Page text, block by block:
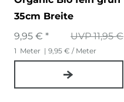
35cm Breite
UVP 11,95 €
9,95 € *
1 Meter | 9,95 € / Meter